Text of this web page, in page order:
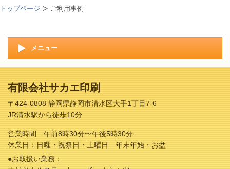
トップページ ご利用事例
メニュー
有限会社サカエ印刷
〒424-0808 静岡県静岡市清水区大手1丁目7-6
JR清水駅から徒歩10分
営業時間 午前8時30分〜午後5時30分
休業日：日曜・祝祭日・土曜日 年末年始・お盆
●お取扱い業務：